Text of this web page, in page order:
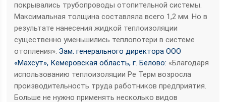
покрывались трубопроводы отопительной системы.
Максимальная толщина составляла всего 1,2 мм. Но в
результате нанесения жидкой теплоизоляции
существенно уменьшились теплопотери в системе
отопления». Зам. генерального директора ООО
«Махсут», Кемеровская область, г. Белово: «Благодаря
использованию теплоизоляции Ре Терм возросла
производительность труда работников предприятия.
Больше не нужно применять несколько видов